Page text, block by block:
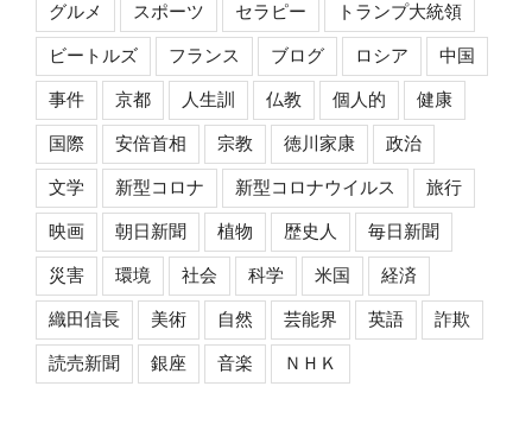
グルメ スポーツ セラピー トランプ大統領
ビートルズ フランス ブログ ロシア 中国
事件 京都 人生訓 仏教 個人的 健康
国際 安倍首相 宗教 徳川家康 政治
文学 新型コロナ 新型コロナウイルス 旅行
映画 朝日新聞 植物 歴史人 毎日新聞
災害 環境 社会 科学 米国 経済
織田信長 美術 自然 芸能界 英語 詐欺
読売新聞 銀座 音楽 ＮＨＫ